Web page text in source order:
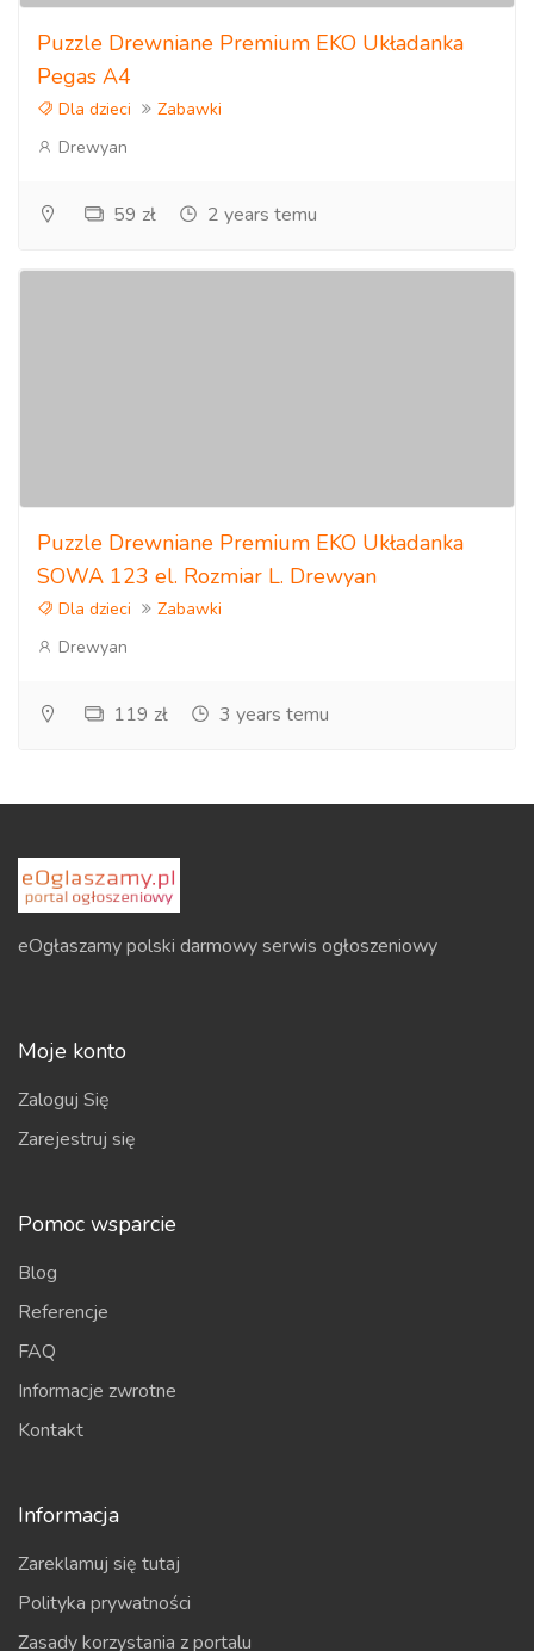
Puzzle Drewniane Premium EKO Układanka
Pegas A4
Dla dzieci
Zabawki
Drewyan
59 zł 2 years temu
Puzzle Drewniane Premium EKO Układanka
SOWA 123 el. Rozmiar L. Drewyan
Dla dzieci
Zabawki
Drewyan
119 zł 3 years temu
eOgłaszamy polski darmowy serwis ogłoszeniowy
Moje konto
Zaloguj Się
Zarejestruj się
Pomoc wsparcie
Blog
Referencje
FAQ
Informacje zwrotne
Kontakt
Informacja
Zareklamuj się tutaj
Polityka prywatności
Zasady korzystania z portalu